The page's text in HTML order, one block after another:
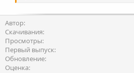
Автор
Скачивания
Просмотры
Первый выпуск
Обновление
Оценка